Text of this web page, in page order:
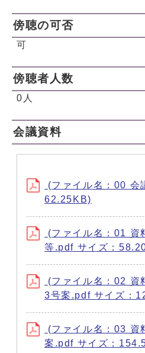
傍聴の可否
可
傍聴者人数
0人
会議資料
(ファイル名：00 会
62.25KB)
(ファイル名：01 資
等.pdf サイズ：
(ファイル名：02 資
3号案.pdf サイズ：
(ファイル名：03 資
案.pdf サイズ：